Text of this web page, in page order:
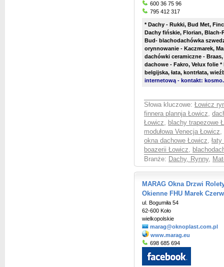
600 36 75 96
795 412 317
* Dachy - Rukki, Bud Met,
Dachy fińskie, Florian, Blach-
Bud- blachodachówka
orynnowanie - Kaczmarek,
dachówki ceramiczne -
dachowe - Fakro, Velux folie
belgijska, łata, kontrłata,
internetową - kontakt:
Słowa kluczowe: Łowicz
finnera plannja Łowicz,
Łowicz, blachy trapezowe
modułowa Venecja Łowicz,
okna dachowe Łowicz,
boazerii Łowicz,
Branże: Dachy, Rynny,
MARAG Okna Drzwi
Okienne FHU Marek
ul. Bogumiła 54
62-600 Koło
wielkopolskie
marag@oknoplast.com.pl
www.marag.eu
698 685 694